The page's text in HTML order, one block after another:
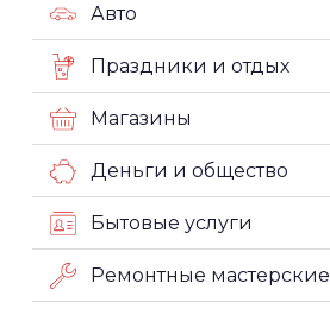
Авто
Праздники и отдых
Магазины
Деньги и общество
Бытовые услуги
Ремонтные мастерские